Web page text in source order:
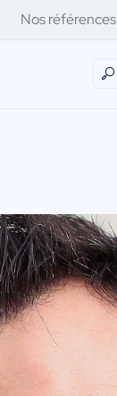
Nos références